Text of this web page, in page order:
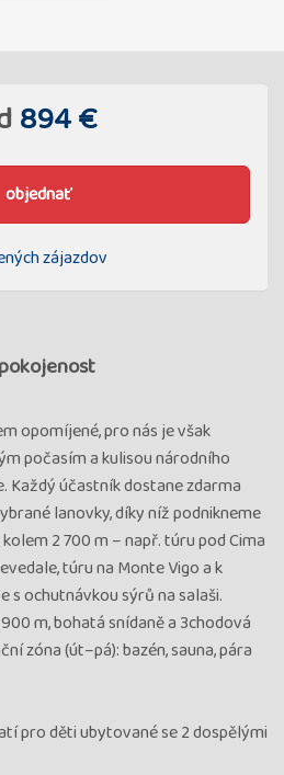
894 €
objednať
zájazdov
opomíjené, pro nás je však
počasím a kulisou národního
Každý účastník dostane zdarma
lanovky, díky níž podnikneme
2 700 m – např. túru pod Cima
túru na Monte Vigo a k
s ochutnávkou sýrů na salaši.
m, bohatá snídaně a 3chodová
zóna (út–pá): bazén, sauna, pára
pro děti ubytované se 2 dospělými